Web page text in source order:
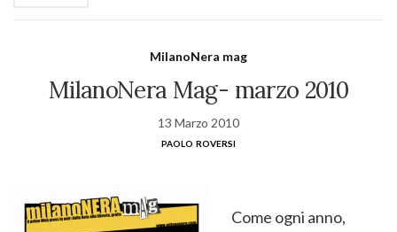
MilanoNera mag
MilanoNera Mag- marzo 2010
13 Marzo 2010
paolo roversi
Come ogni anno,